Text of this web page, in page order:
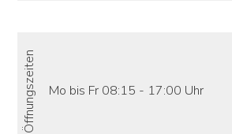
Öffnungszeiten Mo bis Fr 08:15 - 17:00 Uhr